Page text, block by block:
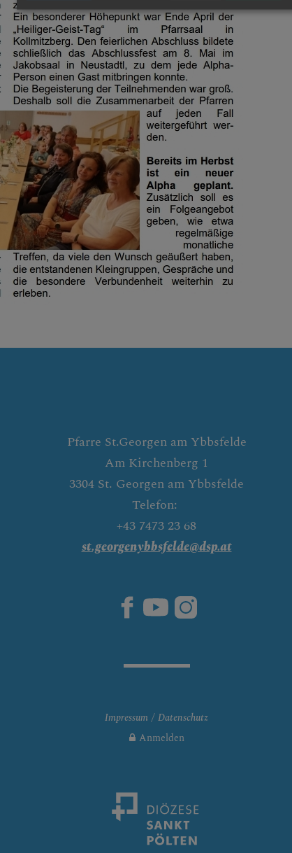
Pfarre St.Georgen am Ybbsfelde
Am Kirchenberg 1
3304 St. Georgen am Ybbsfelde
Telefon:
+43 7473 23 68
st.georgenybbsfelde@dsp.at
Impressum
Datenschutz
Anmelden